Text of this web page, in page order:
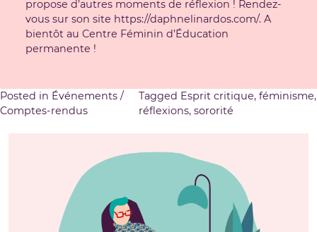
propose d’autres moments de réflexion ! Rendez-
vous sur son site https://daphnelinardos.com/. A
bientôt au Centre Féminin d’Éducation
permanente !
Posted in Événements /
Comptes-rendus
Tagged Esprit critique,féminisme,
réflexions,sororité